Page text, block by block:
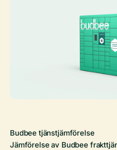
Budbee tjänstjämförelse
Jämförelse av Budbee